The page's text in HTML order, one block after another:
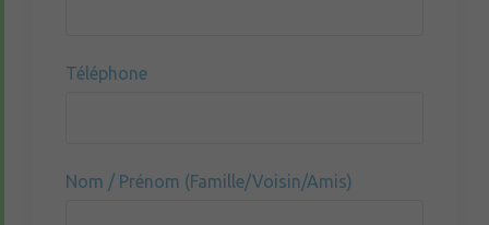
Téléphone
Nom / Prénom (Famille/Voisin/Amis)